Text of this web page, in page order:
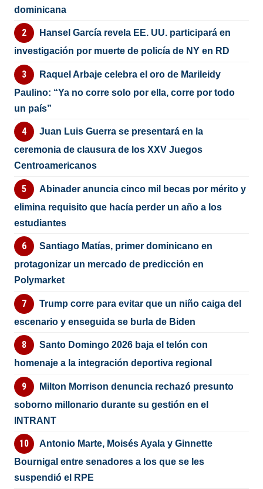
dominicana
Hansel García revela EE. UU. participará en
investigación por muerte de policía de NY en RD
Raquel Arbaje celebra el oro de Marileidy
Paulino: “Ya no corre solo por ella, corre por todo
un país”
Juan Luis Guerra se presentará en la
ceremonia de clausura de los XXV Juegos
Centroamericanos
Abinader anuncia cinco mil becas por mérito y
elimina requisito que hacía perder un año a los
estudiantes
Santiago Matías, primer dominicano en
protagonizar un mercado de predicción en
Polymarket
Trump corre para evitar que un niño caiga del
escenario y enseguida se burla de Biden
Santo Domingo 2026 baja el telón con
homenaje a la integración deportiva regional
Milton Morrison denuncia rechazó presunto
soborno millonario durante su gestión en el
INTRANT
Antonio Marte, Moisés Ayala y Ginnette
Bournigal entre senadores a los que se les
suspendió el RPE